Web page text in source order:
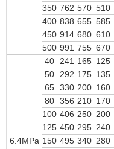
350 762 570 510
400 838 655 585
450 914 680 610
500 991 755 670
6.4MPa
40 241 165 125
50
292 175 135
65 330 200 160
80 356 210 170
100 406 250 200
125 450 295 240
150 495 340 280